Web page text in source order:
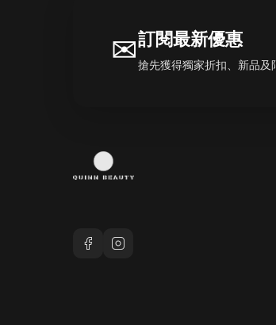
✉訂閱最新優惠
搶先獲得獨家折扣、新品及